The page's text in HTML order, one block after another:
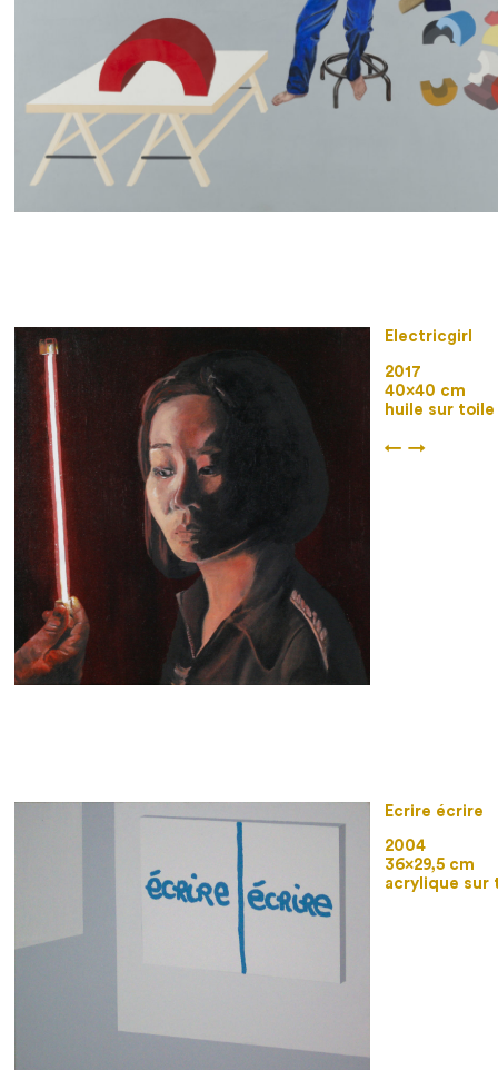
Electricgirl
2017
40×40 cm
huile sur toile
← →
Ecrire écrire
2004
36×29,5 cm
acrylique sur